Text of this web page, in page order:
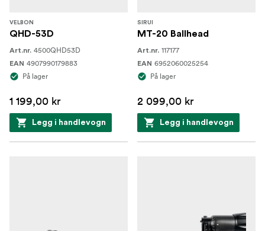
VELBON
QHD-53D
Art.nr. 4500QHD53D
EAN 4907990179883
På lager
1 199,00 kr
Legg i handlevogn
SIRUI
MT-20 Ballhead
Art.nr. 117177
EAN 6952060025254
På lager
2 099,00 kr
Legg i handlevogn